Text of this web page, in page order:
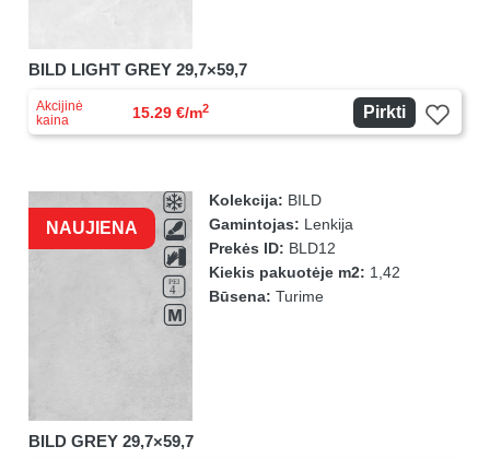
BILD LIGHT GREY 29,7×59,7
Akcijinė
kaina
15.29 €/m2 Pirkti
NAUJIENA
Kolekcija: BILD
Gamintojas: Lenkija
Prekės ID: BLD12
Kiekis pakuotėje m2: 1,42
Būsena: Turime
BILD GREY 29,7×59,7